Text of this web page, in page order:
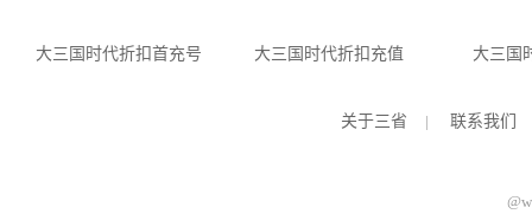
大三国时代折扣首充号 大三国时代折扣充值 大三国
关于三省 | 联系我们